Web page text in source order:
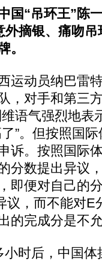
国“吊环王”陈
摘银、痛吻
。
动员纳巴雷
，对手和第三
语气强烈地表
”。但按照国
诉。按照国际
分数提出异议
即便对自己的
议，而不能对E
的完成分是不
时后，中国体